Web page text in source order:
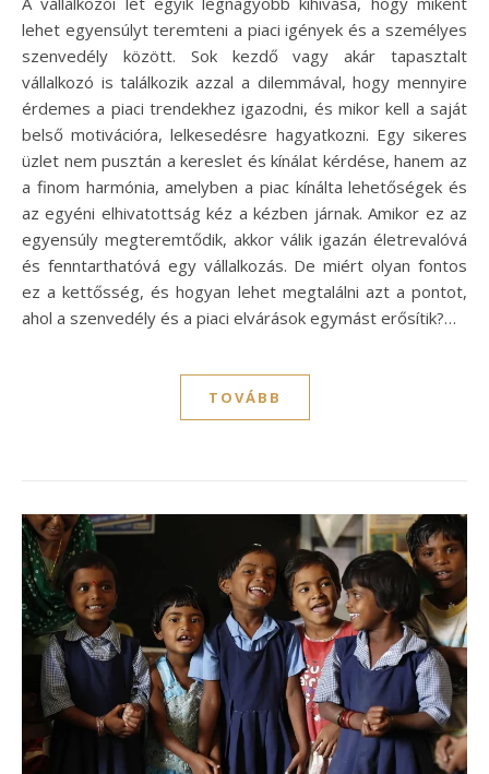
lehet egyensúlyt teremteni a piaci igények és a személyes
szenvedély között. Sok kezdő vagy akár tapasztalt
vállalkozó is találkozik azzal a dilemmával, hogy mennyire
érdemes a piaci trendekhez igazodni, és mikor kell a saját
belső motivációra, lelkesedésre hagyatkozni. Egy sikeres
üzlet nem pusztán a kereslet és kínálat kérdése, hanem az
a finom harmónia, amelyben a piac kínálta lehetőségek és
az egyéni elhivatottság kéz a kézben járnak. Amikor ez az
egyensúly megteremtődik, akkor válik igazán életrevalóvá
és fenntarthatóvá egy vállalkozás. De miért olyan fontos
ez a kettősség, és hogyan lehet megtalálni azt a pontot,
ahol a szenvedély és a piaci elvárások egymást erősítik?…
TOVÁBB